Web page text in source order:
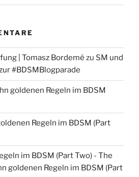
| Tomasz Bordemé zu SM und
#BDSMBlogparade
goldenen Regeln im BDSM
Regeln im BDSM (Part
im BDSM (Part Two) - The
goldenen Regeln im BDSM (Part